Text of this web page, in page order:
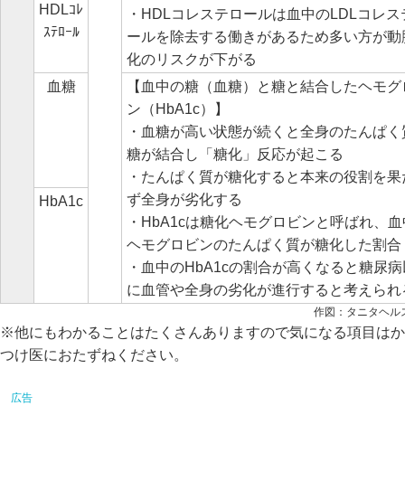
作図：タニタヘル
・HDLコレステロールは血中のLDLコレス
ールを除去する働きがあるため多い方が動
化のリスクが下がる
HDLｺﾚ
ｽﾃﾛｰﾙ
血糖
【血中の糖（血糖）と糖と結合したヘモグ
ン（HbA1c）】
・血糖が高い状態が続くと全身のたんぱく
糖が結合し「糖化」反応が起こる
・たんぱく質が糖化すると本来の役割を果
ず全身が劣化する
・HbA1cは糖化ヘモグロビンと呼ばれ、
ヘモグロビンのたんぱく質が糖化した割合
・血中のHbA1cの割合が高くなると糖尿
に血管や全身の劣化が進行すると考えられ
HbA1c
※他にもわかることはたくさんありますので気になる項目は
つけ医におたずねください。